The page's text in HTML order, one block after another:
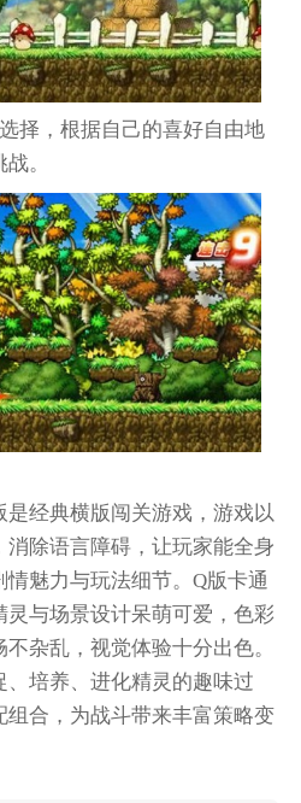
择，根据自己的喜好自由地
。
是经典横版闯关游戏，游戏以
除语言障碍，让玩家能全身
魅力与玩法细节。Q版卡通
灵与场景设计呆萌可爱，色彩
杂乱，视觉体验十分出色。
培养、进化精灵的趣味过
合，为战斗带来丰富策略变